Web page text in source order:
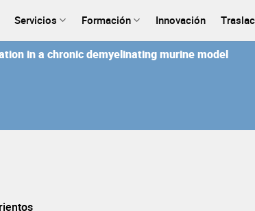
Servicios Formación Innovación
in a chronic demyelinating murine model